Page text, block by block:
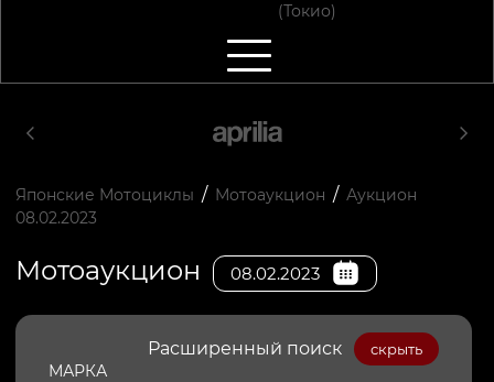
(Токио)
Японские Мотоциклы / Мотоаукцион / Аукцион
08.02.2023
Мотоаукцион 08.02.2023
Расширенный поиск скрыть
МАРКА